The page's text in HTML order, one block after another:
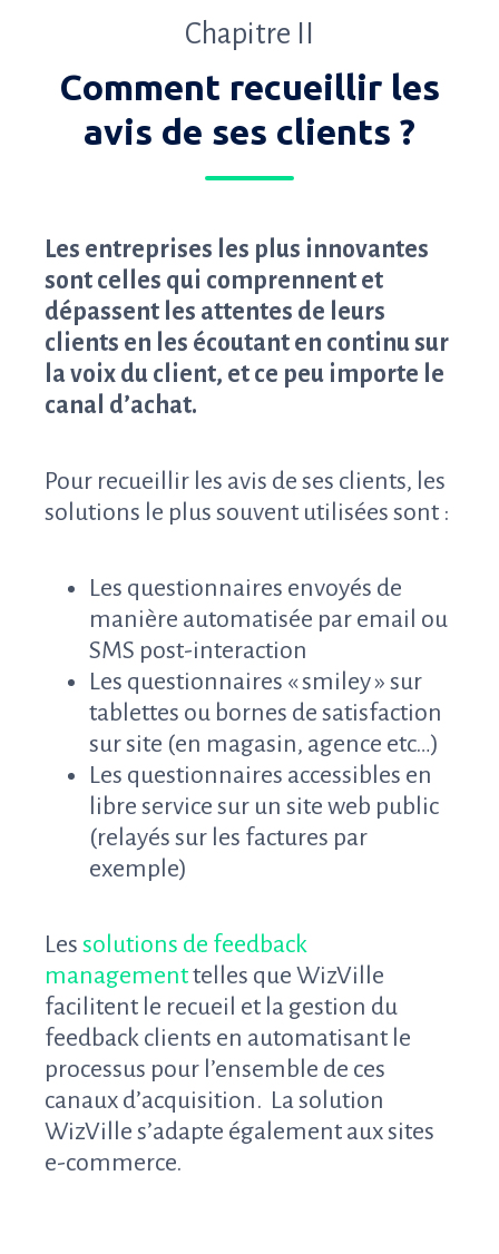
Chapitre II
Comment recueillir les
avis de ses clients ?
Les entreprises les plus innovantes
sont celles qui comprennent et
dépassent les attentes de leurs
clients en les écoutant en continu sur
la voix du client, et ce peu importe le
canal d’achat.
Pour recueillir les avis de ses clients, les
solutions le plus souvent utilisées sont :
Les questionnaires envoyés de
manière automatisée par email ou
SMS post-interaction
Les questionnaires « smiley » sur
tablettes ou bornes de satisfaction
sur site (en magasin, agence etc…)
Les questionnaires accessibles en
libre service sur un site web public
(relayés sur les factures par
exemple)
Les solutions de feedback
managementtelles que WizVille
facilitent le recueil et la gestion du
feedback clients en automatisant le
processus pour l’ensemble de ces
canaux d’acquisition. La solution
WizVille s’adapte également aux sites
e-commerce.